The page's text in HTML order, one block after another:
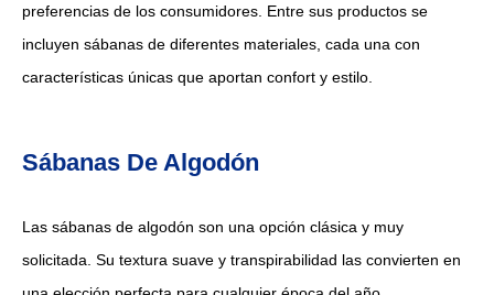
preferencias de los consumidores. Entre sus productos se
incluyen sábanas de diferentes materiales, cada una con
características únicas que aportan confort y estilo.
Sábanas De Algodón
Las sábanas de algodón son una opción clásica y muy
solicitada. Su textura suave y transpirabilidad las convierten en